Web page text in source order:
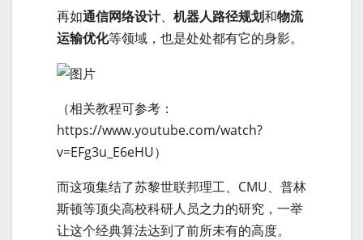
再如通信网络设计、 机器人路径规划和物流
运输优化等领域，也是处处都有它的身影。
（相关教程可参考：
https://www.youtube.com/watch?
v=EFg3u_E6eHU）
而这项集结了苏黎世联邦理工、CMU、普林
斯顿等顶尖高校科研人员之力的研究，一举
让这个经典算法达到了前所未有的高度。